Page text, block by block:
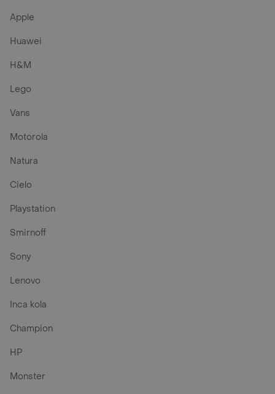
Apple
Huawei
H&M
Lego
Vans
Motorola
Natura
Cielo
Playstation
Smirnoff
Sony
Lenovo
Inca kola
Champion
HP
Monster